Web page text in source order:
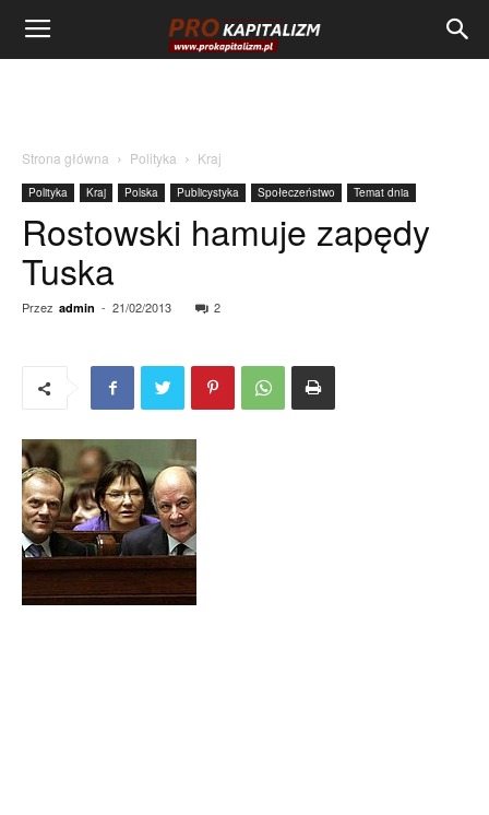
Strona główna Polityka Kraj
Polityka Kraj Polska Publicystyka Społeczeństwo Temat dnia
Rostowski hamuje zapędy
Tuska
Przez admin - 21/02/2013 2